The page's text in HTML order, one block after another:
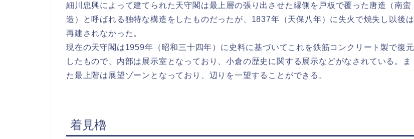
細川忠興によって建てられた天守閣は最上層の張り出させた縁側を戸板で覆った唐造（南蛮
造）と呼ばれる独特な構造をしたものだったが、1837年（天保八年）に失火で焼失し以後は
再建されなかった。
現在の天守閣は1959年（昭和三十四年）に史料に基づいてこれを鉄筋コンクリート製で復元
したもので、内部は展示室となっており、小倉の歴史に関する展示などがなされている。ま
た最上階は展望ゾーンとなっており、辺りを一望することができる。
着見櫓